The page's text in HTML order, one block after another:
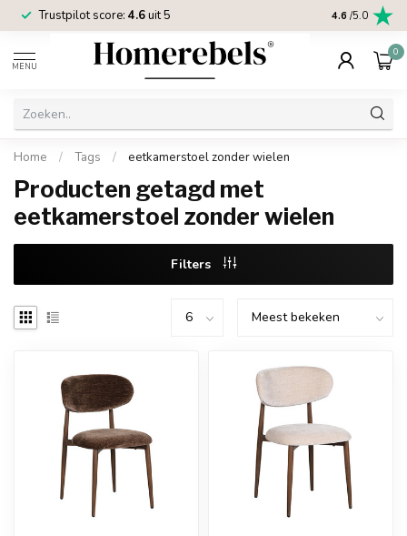
Trustpilot score: 4.6uit 5 2 jaar
4.6 /5.0
MENU
0
Home / Tags / eetkamerstoel zonder wielen
Producten getagd met
eetkamerstoel zonder wielen
Filters